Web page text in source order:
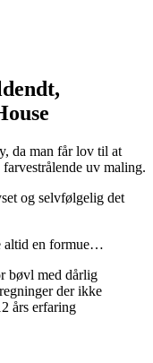
da man får lov til at
uv maling.
og selvfølgelig det
altid en formue…
bøvl med dårlig
der ikke
års erfaring